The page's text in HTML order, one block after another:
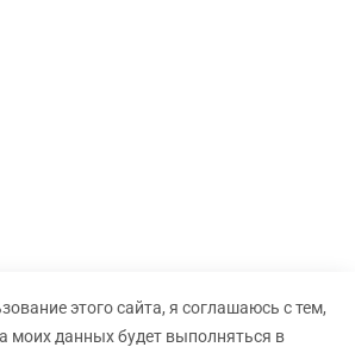
этого сайта, я соглашаюсь с тем,
моих данных будет выполняться в